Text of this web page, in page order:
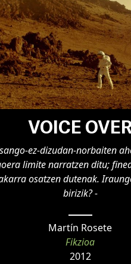
VOICE OVER
ez-dizudan-norbaiten
limite narratzen ditu;
osatzen dutenak.
birizik? -
Martín Rosete
Fikzioa
2012